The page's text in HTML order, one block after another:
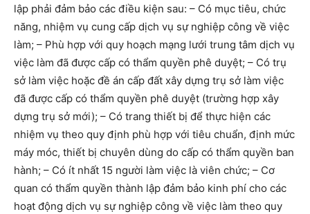
lập phải đảm bảo các điều kiện sau: – Có mục tiêu, chức
năng, nhiệm vụ cung cấp dịch vụ sự nghiệp công về việc
làm; – Phù hợp với quy hoạch mạng lưới trung tâm dịch vụ
việc làm đã được cấp có thẩm quyền phê duyệt; – Có trụ
sở làm việc hoặc đề án cấp đất xây dựng trụ sở làm việc
đã được cấp có thẩm quyền phê duyệt (trường hợp xây
dựng trụ sở mới); – Có trang thiết bị để thực hiện các
nhiệm vụ theo quy định phù hợp với tiêu chuẩn, định mức
máy móc, thiết bị chuyên dùng do cấp có thẩm quyền ban
hành; – Có ít nhất 15 người làm việc là viên chức; – Cơ
quan có thẩm quyền thành lập đảm bảo kinh phí cho các
hoạt động dịch vụ sự nghiệp công về việc làm theo quy